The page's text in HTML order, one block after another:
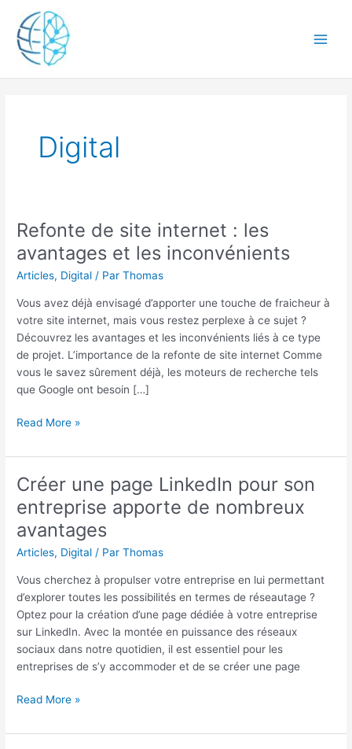
contenu
Digital
Refonte de site internet : les
avantages et les inconvénients
Articles, Digital / ParThomas
Vous avez déjà envisagé d’apporter une touche de fraicheur à
votre site internet, mais vous restez perplexe à ce sujet ?
Découvrez les avantages et les inconvénients liés à ce type
de projet. L’importance de la refonte de site internet Comme
vous le savez sûrement déjà, les moteurs de recherche tels
que Google ont besoin […]
Refonte
site
internet
:
avantages
et
inconvénients
Read More »
Créer une page LinkedIn pour son
entreprise apporte de nombreux
avantages
Articles, Digital / ParThomas
Vous cherchez à propulser votre entreprise en lui permettant
d’explorer toutes les possibilités en termes de réseautage ?
Optez pour la création d’une page dédiée à votre entreprise
sur LinkedIn. Avec la montée en puissance des réseaux
sociaux dans notre quotidien, il est essentiel pour les
entreprises de s’y accommoder et de se créer une page
Créer
page
LinkedIn
pour
entreprise
apporte
de
nombreux
avantages
Read More »